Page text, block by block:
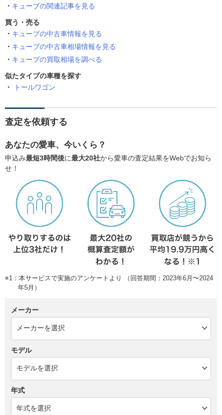
キューブの関連記事を見る
買う・売る
キューブの中古車情報を見る
キューブの中古車相場情報を見る
キューブの買取相場を調べる
似たタイプの車種を探す
トールワゴン
査定を依頼する
あなたの愛車、今いくら？
申込み最短3時間後に最大20社から愛車の査定結果をWebでお知ら
せ！
※1：本サービスで実施のアンケートより （回答期間：2023年6月〜2024
年5月）
メーカー
モデル
年式